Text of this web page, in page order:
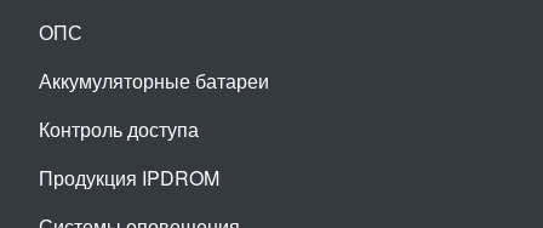
ОПС
Аккумуляторные батареи
Контроль доступа
Продукция IPDROM